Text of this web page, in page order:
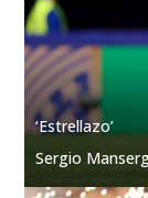
‘Estrellazo’
Sergio